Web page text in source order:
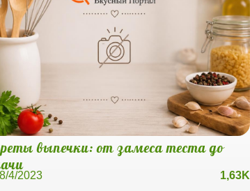
выпечки: от замеса теста до
4/2023 1,63K